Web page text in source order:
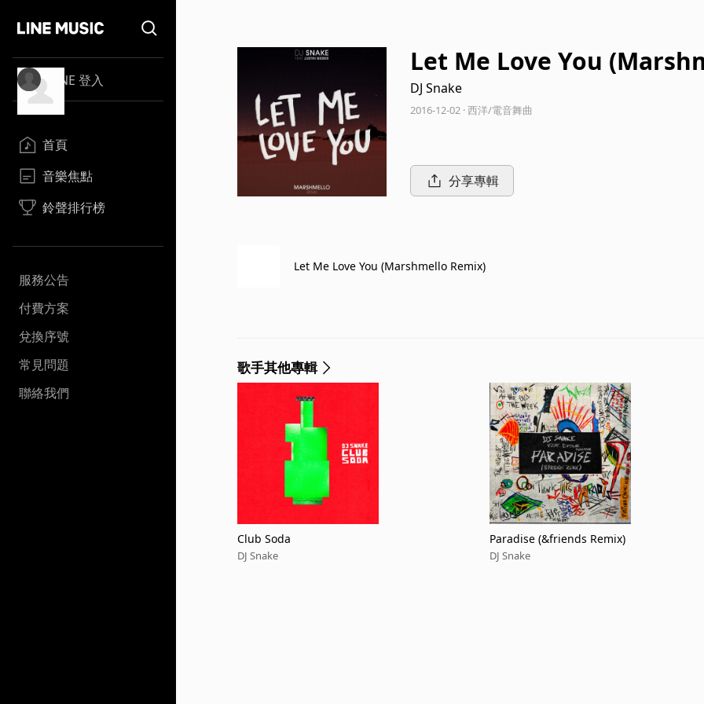
LINE 登入
首頁
音樂焦點
鈴聲排行榜
服務公告
付費方案
兌換序號
常見問題
聯絡我們
Let Me Love You
DJ Snake
2016-12-02 · 西洋/電音舞曲
分享專輯
Let Me Love You (Marshmello Remix)
歌手其他專輯
Club Soda
DJ Snake
Paradise (&friends Remix)
DJ Snake